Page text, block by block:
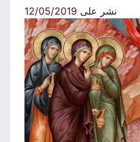
نشر على12/05/2019